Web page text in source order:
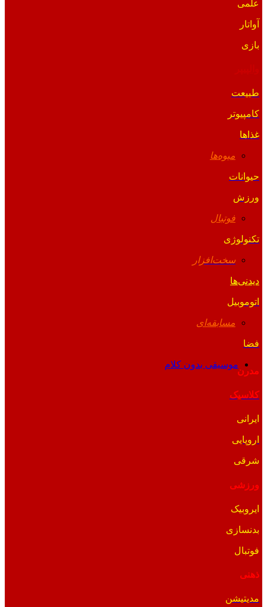
علمی
آواتار
بازی
طبیعت
کامپیوتر
غذاها
میوه‌ها
حیوانات
ورزش
فوتبال
تکنولوژی
سخت‌افزار
دیدنی‌ها
اتوموبیل
مسابقه‌ای
فضا
موسیقی بدون کلام
مدرن
کلاسیک
ایرانی
اروپایی
شرقی
ورزشی
ایروبیک
بدنسازی
فوتبال
ذهنی
مدیتیشن